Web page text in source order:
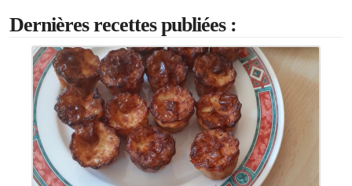
Dernières recettes publiées :